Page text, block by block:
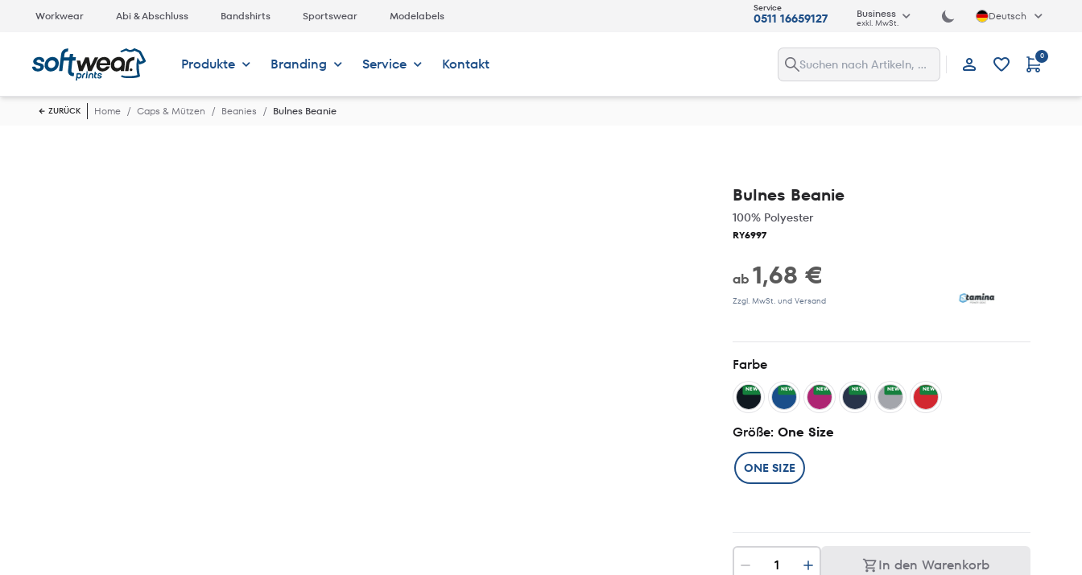
Workwear Abi & Abschluss Bandshirts Sportswear Modelabels
Service
0511 16659127 Business
exkl. MwSt. Deutsch
Produkte Branding Service Kontakt Anmelden
0
ZURÜCK Home Caps & Mützen Beanies Bulnes Beanie
Bulnes Beanie
100% Polyester
RY6997
ab 1,68 €
Zzgl. MwSt. und Versand
Farbe
NEW NEW NEW NEW NEW NEW
Größe: One Size
ONE SIZE
In den Warenkorb